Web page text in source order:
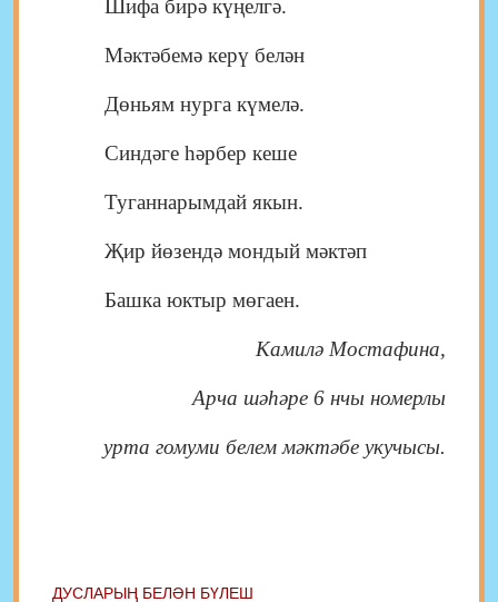
Шифа бирә күңелгә.
Мәктәбемә керү белән
Дөньям нурга күмелә.
Синдәге һәрбер кеше
Туганнарымдай якын.
Җир йөзендә мондый мәктәп
Башка юктыр мөгаен.
Камилә Мостафина,
Арча шәһәре 6 нчы номерлы
урта гомуми белем мәктәбе укучысы.
ДУСЛАРЫҢ БЕЛӘН БҮЛЕШ